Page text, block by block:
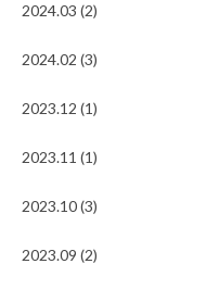
2024.03 (2)
2024.02 (3)
2023.12 (1)
2023.11 (1)
2023.10 (3)
2023.09 (2)